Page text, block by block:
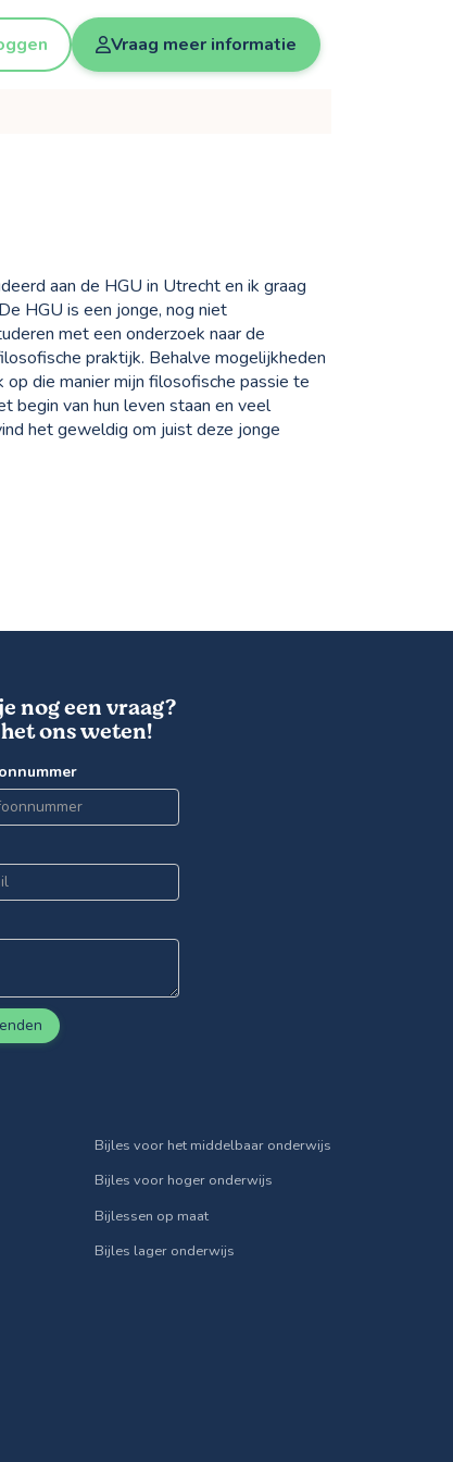
Vraag meer informatie
aan de HGU in Utrecht en ik graag
HGU is een jonge, nog niet
met een onderzoek naar de
praktijk. Behalve mogelijkheden
die manier mijn filosofische passie te
begin van hun leven staan en veel
het geweldig om juist deze jonge
nog een vraag?
ons weten!
Bijles voor het middelbaar onderwijs
Bijles voor hoger onderwijs
Bijlessen op maat
Bijles lager onderwijs